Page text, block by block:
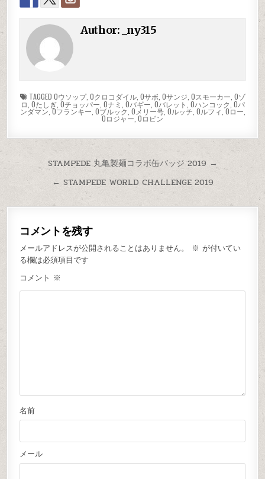
Author: _ny315
TAGGED Oウソップ, Oクロコダイル, Oサボ Oサンジ Oスモーカー Oゾ
ロ Oたしぎ, Oチョッパー Oナミ Oバギー ,Oバレット ,Oハンコック ,Oパ
ンダマン ,Oフランキー Oブルック Oメリー号,Oルッチ Oルフィ ,Oロー
Oロジャー ,Oロビン
STAMPEDE 丸亀製麺コラボ缶バッジ 2019 →
← STAMPEDE WORLD CHALLENGE 2019
コメントを残す
メールアドレスが公開されることはありません。 ※ が付いてい
る欄は必須項目です
コメント ※
名前
メール